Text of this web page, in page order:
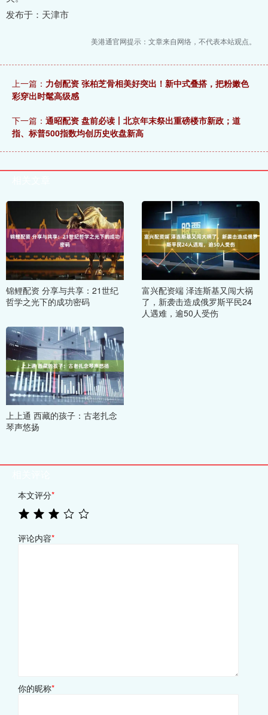
发布于：天津市
美港通官网提示：文章来自网络，不代表本站观点。
上一篇： 力创配资 张柏芝骨相美好突出！新中式叠搭，把粉嫩色
彩穿出时髦高级感
下一篇： 通昭配资 盘前必读丨北京年末祭出重磅楼市新政；道
指、标普500指数均创历史收盘新高
锦鲤配资 分享与共享：21世纪
哲学之光下的成功密码
富兴配资端 泽连斯基又闯大祸
了，新袭击造成俄罗斯平民24
人遇难，逾50人受伤
上上通 西藏的孩子：古老扎念
琴声悠扬
本文评分*
评论内容*
你的昵称*